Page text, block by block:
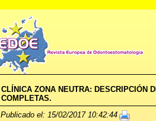
CLÍNICA ZONA NEUTRA: DESCRIPCIÓN
COMPLETAS.
Publicado el: 15/02/2017 10:42:44